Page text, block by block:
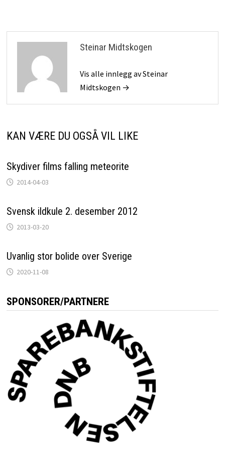
Steinar Midtskogen
Vis alle innlegg av Steinar
Midtskogen →
KAN VÆRE DU OGSÅ VIL LIKE
Skydiver films falling meteorite
2014-04-03
Svensk ildkule 2. desember 2012
2013-03-20
Uvanlig stor bolide over Sverige
2020-11-08
SPONSORER/PARTNERE